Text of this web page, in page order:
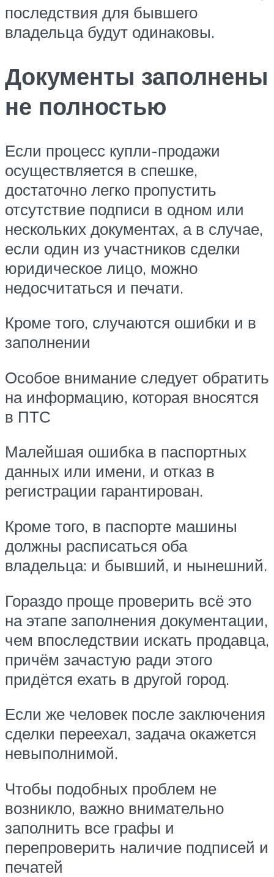
последствия для бывшего
владельца будут одинаковы.
Документы заполнены
не полностью
Если процесс купли-продажи
осуществляется в спешке,
достаточно легко пропустить
отсутствие подписи в одном или
нескольких документах, а в случае,
если один из участников сделки
юридическое лицо, можно
недосчитаться и печати.
Кроме того, случаются ошибки и в
заполнении
Особое внимание следует обратить
на информацию, которая вносятся
в ПТС
Малейшая ошибка в паспортных
данных или имени, и отказ в
регистрации гарантирован.
Кроме того, в паспорте машины
должны расписаться оба
владельца: и бывший, и нынешний.
Гораздо проще проверить всё это
на этапе заполнения документации,
чем впоследствии искать продавца,
причём зачастую ради этого
придётся ехать в другой город.
Если же человек после заключения
сделки переехал, задача окажется
невыполнимой.
Чтобы подобных проблем не
возникло, важно внимательно
заполнить все графы и
перепроверить наличие подписей и
печатей